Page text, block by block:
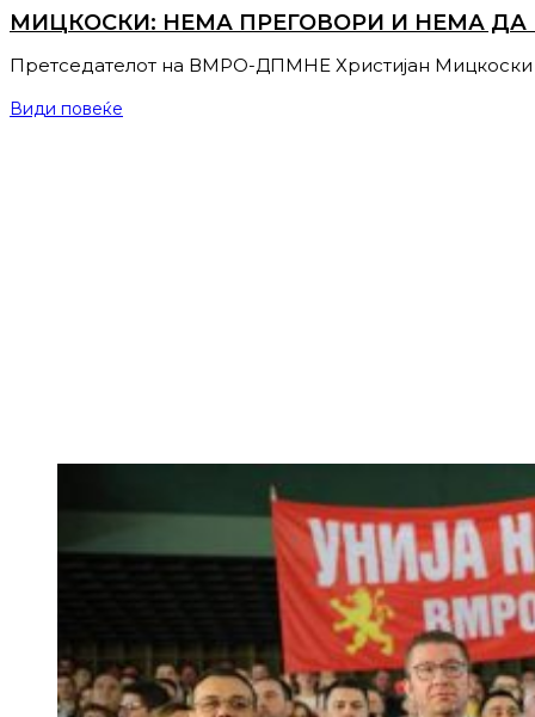
МИЦКОСКИ: НЕМА ПРЕГОВОРИ И НЕМА
Претседателот на ВМРО-ДПМНЕ Христијан
Види повеќе